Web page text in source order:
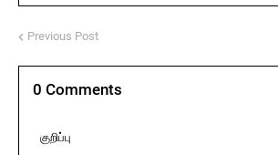
Previous Post
0 Comments
குறிப்பு